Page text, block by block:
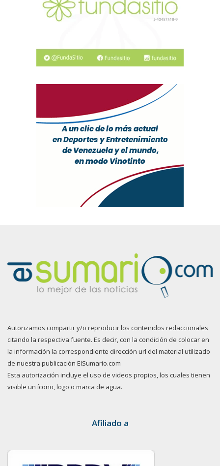
Autorizamos compartir y/o reproducir los contenidos redaccionales
citando la respectiva fuente. Es decir, con la condición de colocar en
la información la correspondiente dirección url del material utilizado
de nuestra publicación ElSumario.com
Esta autorización incluye el uso de videos propios, los cuales tienen
visible un ícono, logo o marca de agua.
Afiliado a